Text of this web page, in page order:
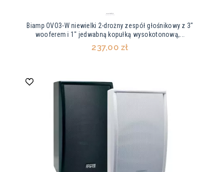
Biamp OVO3-W niewielki 2-drożny zespół głośnikowy z 3"
wooferem i 1" jedwabną kopułką wysokotonową,...
237,00 zł